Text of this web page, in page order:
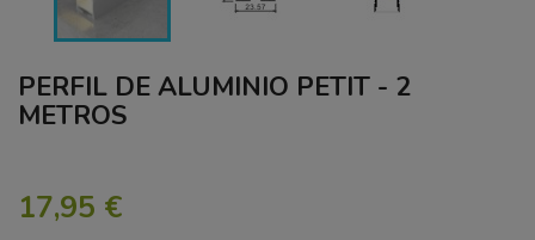
PERFIL DE ALUMINIO PETIT - 2
METROS
17,95 €